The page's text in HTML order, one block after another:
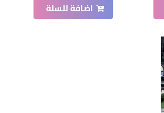
اضافة للسلة